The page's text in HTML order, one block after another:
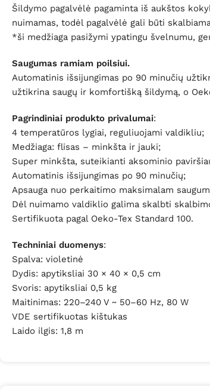
Šildymo pagalvėlė pagaminta iš aukštos
nuimamas, todėl pagalvėlė gali būti
*ši medžiaga pasižymi ypatingu švelnumu,
Saugumas ramiam poilsiui.
Automatinis išsijungimas po 90 minučių
užtikrina saugų ir komfortišką šildymą, o
Pagrindiniai produkto privalumai:
4 temperatūros lygiai, reguliuojami valdikliu;
Medžiaga: flisas – minkšta ir jauki;
Super minkšta, suteikianti aksominio
Automatinis išsijungimas po 90 minučių;
Apsauga nuo perkaitimo maksimalam
Dėl nuimamo valdiklio galima skalbti
Sertifikuota pagal Oeko-Tex Standard 100.
Techniniai duomenys:
Spalva: violetinė
Dydis: apytiksliai 30 × 40 × 0,5 cm
Svoris: apytiksliai 0,5 kg
Maitinimas: 220–240 V ~ 50–60 Hz, 80 W
VDE sertifikuotas kištukas
Laido ilgis: 1,8 m